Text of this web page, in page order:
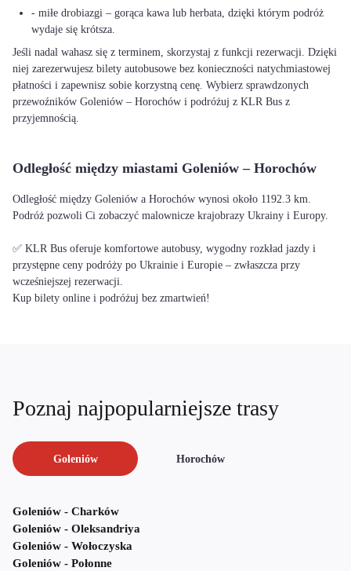
- miłe drobiazgi – gorąca kawa lub herbata, dzięki którym podróż
wydaje się krótsza.
Jeśli nadal wahasz się z terminem, skorzystaj z funkcji rezerwacji. Dzięki
niej zarezerwujesz bilety autobusowe bez konieczności natychmiastowej
płatności i zapewnisz sobie korzystną cenę. Wybierz sprawdzonych
przewoźników Goleniów – Horochów i podróżuj z KLR Bus z
przyjemnością.
Odległość między miastami Goleniów – Horochów
Odległość między Goleniów a Horochów wynosi około 1192.3 km.
Podróż pozwoli Ci zobaczyć malownicze krajobrazy Ukrainy i Europy.
✅ KLR Bus oferuje komfortowe autobusy, wygodny rozkład jazdy i
przystępne ceny podróży po Ukrainie i Europie – zwłaszcza przy
wcześniejszej rezerwacji.
Kup bilety online i podróżuj bez zmartwień!
Poznaj najpopularniejsze trasy
Goleniów Horochów
Goleniów - Charków
Goleniów - Oleksandriya
Goleniów - Wołoczyska
Goleniów - Połonne